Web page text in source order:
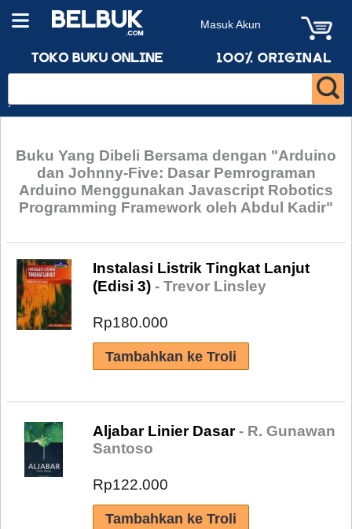
Masuk Akun
Buku Yang Dibeli Bersama dengan "Arduino
dan Johnny-Five: Dasar Pemrograman
Arduino Menggunakan Javascript Robotics
Programming Framework oleh Abdul Kadir"
Instalasi Listrik Tingkat Lanjut
(Edisi 3) - Trevor Linsley
Rp180.000
Aljabar Linier Dasar- R. Gunawan
Santoso
Rp122.000